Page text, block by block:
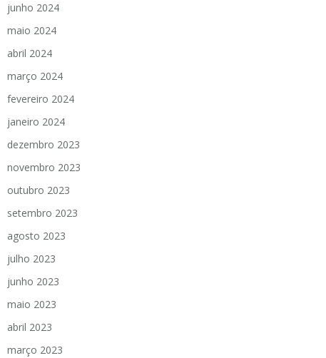
junho 2024
maio 2024
abril 2024
março 2024
fevereiro 2024
janeiro 2024
dezembro 2023
novembro 2023
outubro 2023
setembro 2023
agosto 2023
julho 2023
junho 2023
maio 2023
abril 2023
março 2023